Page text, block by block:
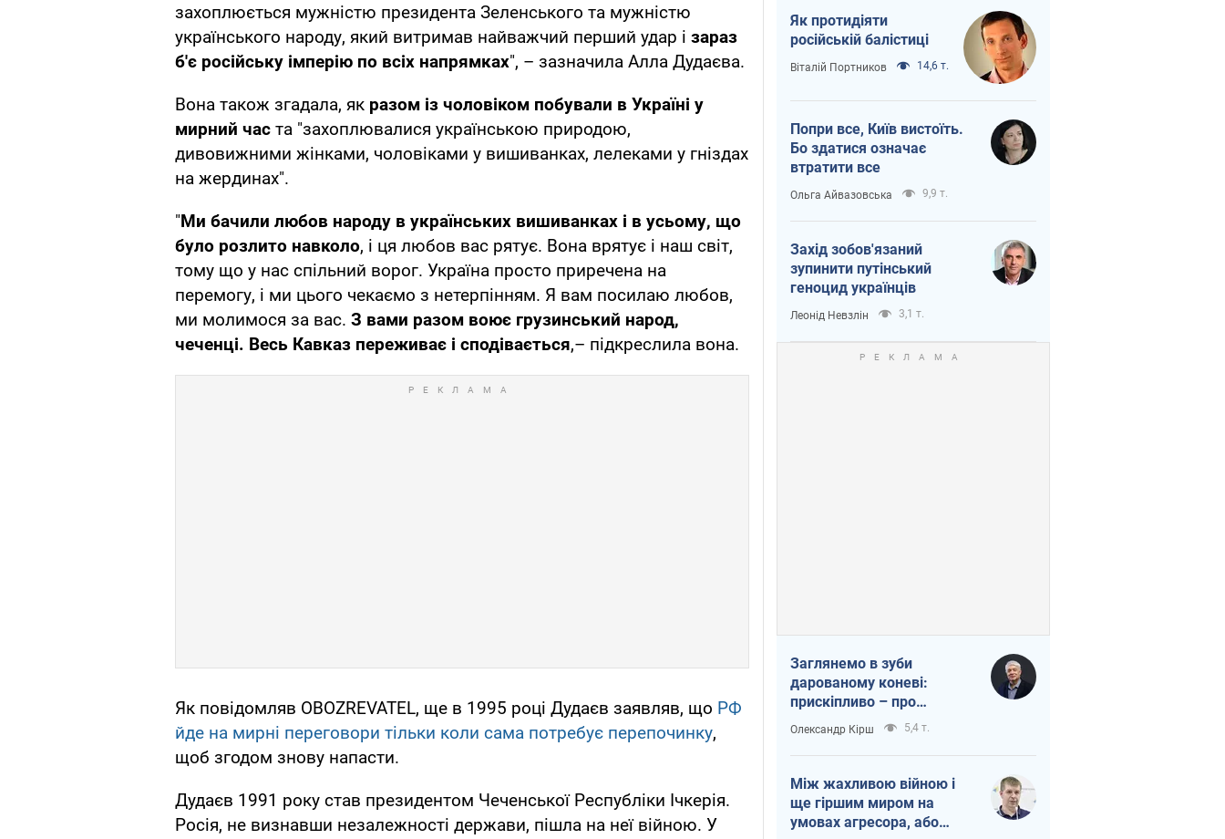
захоплюється мужністю президента Зеленського та мужністю
українського народу, який витримав найважчий перший удар і зараз
б'є російську імперію по всіх напрямках", – зазначила Алла Дудаєва.
Вона також згадала, як разом із чоловіком побували в Україні у
мирний час та "захоплювалися українською природою,
дивовижними жінками, чоловіками у вишиванках, лелеками у гніздах
на жердинах".
"Ми бачили любов народу в українських вишиванках і в усьому, що
було розлито навколо, і ця любов вас рятує. Вона врятує і наш світ,
тому що у нас спільний ворог. Україна просто приречена на
перемогу, і ми цього чекаємо з нетерпінням. Я вам посилаю любов,
ми молимося за вас. З вами разом воює грузинський народ,
чеченці. Весь Кавказ переживає і сподівається,– підкреслила вона.
Як повідомляв OBOZREVATEL, ще в 1995 році Дудаєв заявляв, що РФ
йде на мирні переговори тільки коли сама потребує перепочинку,
щоб згодом знову напасти.
Дудаєв 1991 року став президентом Чеченської Республіки Ічкерія.
Росія, не визнавши незалежності держави, пішла на неї війною. У
Як протидіяти
російській балістиці
Віталій Портников 14,6 т.
Попри все, Київ вистоїть.
Бо здатися означає
втратити все
Ольга Айвазовська 9,9 т.
Захід зобов'язаний
зупинити путінський
геноцид українців
Леонід Невзлін 3,1 т.
Заглянемо в зуби
дарованому коневі:
прискіпливо – про
допомогу Україні
Олександр Кірш 5,4 т.
Між жахливою війною і
ще гіршим миром на
умовах агресора, або